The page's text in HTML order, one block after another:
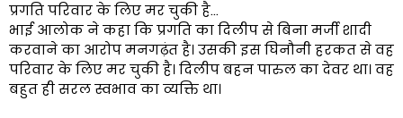
प्रगति परिवार के लिए मर चुकी है...
भाई आलोक ने कहा कि प्रगति का दिलीप से बिना मर्जी शादी
करवाने का आरोप मनगढ़ंत है। उसकी इस घिनौनी हरकत से वह
परिवार के लिए मर चुकी है। दिलीप बहन पारुल का देवर था। वह
बहुत ही सरल स्वभाव का व्यक्ति था।